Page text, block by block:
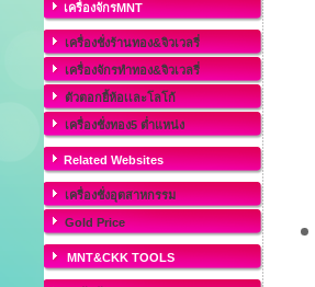
เครื่องจักรMNT
เครื่องชั่งร้านทอง&จิวเวลรี่
เครื่องจักรทำทอง&จิวเวลรี่
ตัวตอกยี้ห้อเเละโลโก้
เครื่องชั่งทอง5 ต่ำแหน่ง
Related Websites
เครื่องชั่งอุตสาหกรรม
Gold Price
MNT&CKK TOOLS